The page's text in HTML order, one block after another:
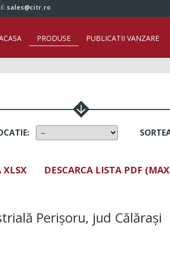
sales@citr.ro
PRODUSE PUBLICATII VANZARE
:
XLSX DESCARCA LISTA PDF
Perișoru, jud Călărași